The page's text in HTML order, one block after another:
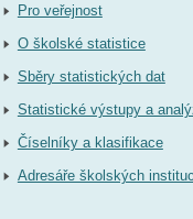
Pro veřejnost
O školské statistice
Sběry statistických dat
Statistické výstupy a
Číselníky a klasifikace
Adresáře školských